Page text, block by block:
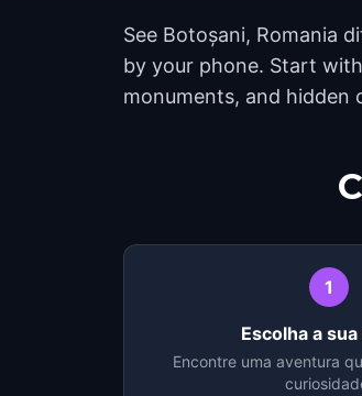
See Botoșani, Romania
by your phone. Start
monuments, and hidden
1
Escolha a
Encontre uma aventura